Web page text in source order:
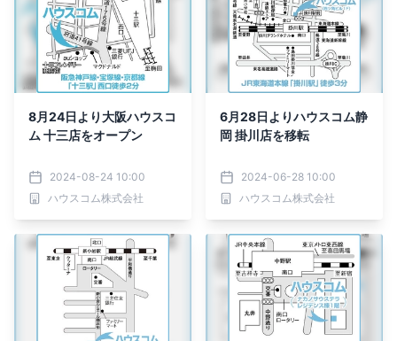
8月24日より大阪ハウスコ
ム 十三店をオープン
2024-08-24 10:00
ハウスコム株式会社
6月28日よりハウスコム静
岡 掛川店を移転
2024-06-28 10:00
ハウスコム株式会社